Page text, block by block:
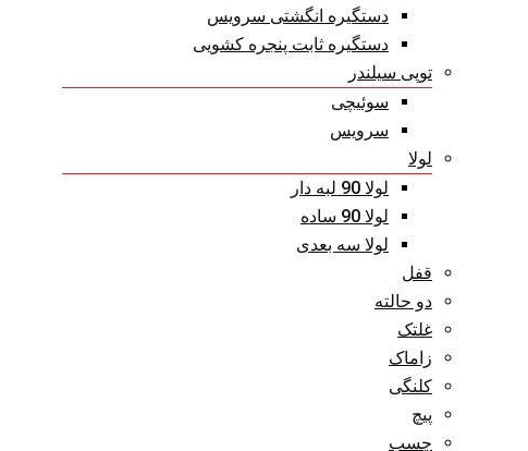
دستگیره انگشتی سرویس
دستگیره ثابت پنجره کشویی
توپی سیلندر
سوئیچی
سرویس
لولا
لولا 90 لبه دار
لولا 90 ساده
لولا سه بعدی
قفل
دو حالته
غلتک
زاماک
کلنگی
پیچ
چسب